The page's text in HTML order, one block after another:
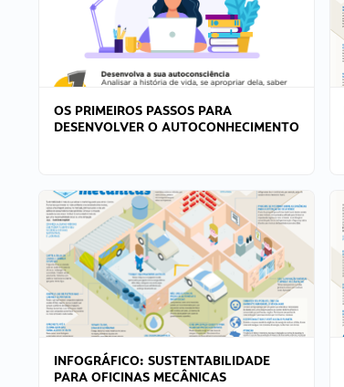
OS PRIMEIROS PASSOS PARA
DESENVOLVER O AUTOCONHECIMENTO
INFOGRÁFICO: SUSTENTABILIDADE
PARA OFICINAS MECÂNICAS